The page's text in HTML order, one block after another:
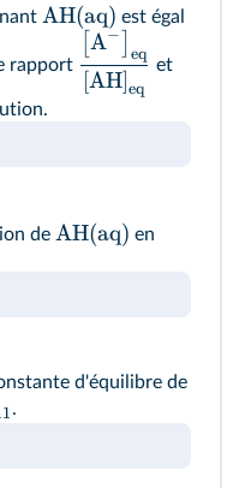
AH(aq) est égal
rapport
[AH]eq
[A−
eq
et
de AH(aq) en
d'équilibre de
.